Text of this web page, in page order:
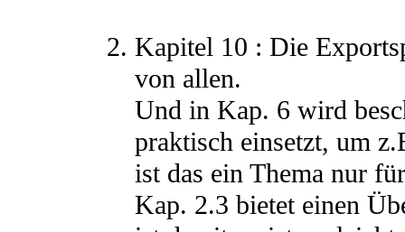
Kapitel 10 : Die
von allen.
Und in Kap. 6 wird
praktisch einsetzt, um
ist das ein Thema nur
Kap. 2.3 bietet einen